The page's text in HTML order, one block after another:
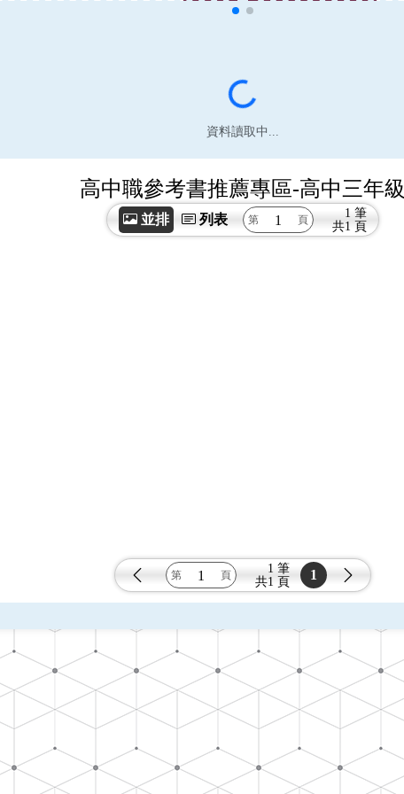
資料讀取中...
高中職參考書推薦專區-高中三年級
並排 列表 共
1 筆
1 頁
共
1 筆
1 頁
1